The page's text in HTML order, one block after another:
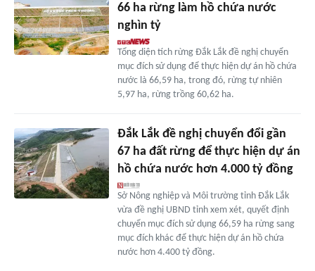
66 ha rừng làm hồ chứa nước
nghìn tỷ
Tổng diện tích rừng Đắk Lắk đề nghị chuyển
mục đích sử dụng để thực hiện dự án hồ chứa
nước là 66,59 ha, trong đó, rừng tự nhiên
5,97 ha, rừng trồng 60,62 ha.
Đắk Lắk đề nghị chuyển đổi gần
67 ha đất rừng để thực hiện dự án
hồ chứa nước hơn 4.000 tỷ đồng
Sở Nông nghiệp và Môi trường tỉnh Đắk Lắk
vừa đề nghị UBND tỉnh xem xét, quyết định
chuyển mục đích sử dụng 66,59 ha rừng sang
mục đích khác để thực hiện dự án hồ chứa
nước hơn 4.400 tỷ đồng.